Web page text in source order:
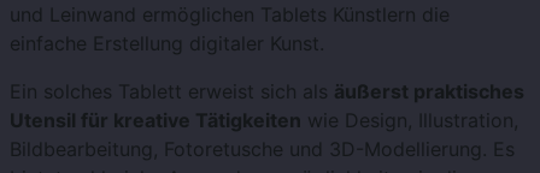
und Leinwand ermöglichen Tablets Künstlern die
einfache Erstellung digitaler Kunst.
Ein solches Tablett erweist sich als äußerst praktisches
Utensil für kreative Tätigkeiten wie Design, Illustration,
Bildbearbeitung, Fotoretusche und 3D-Modellierung. Es